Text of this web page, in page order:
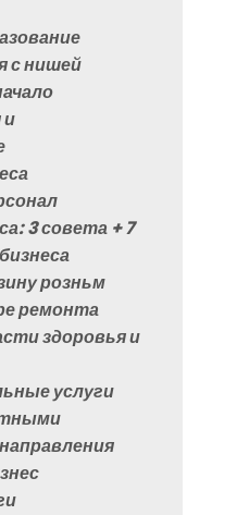
с нишей
и
3 совета + 7
розньм
ремонта
здоровья и
услуги